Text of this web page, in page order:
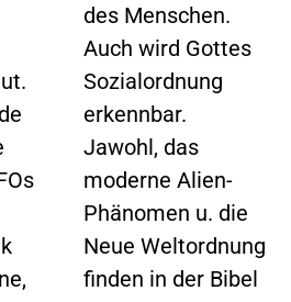
des Menschen.
Auch wird Gottes
Sozialordnung
erkennbar.
Jawohl, das
moderne Alien-
Phänomen u. die
Neue Weltordnung
finden in der Bibel